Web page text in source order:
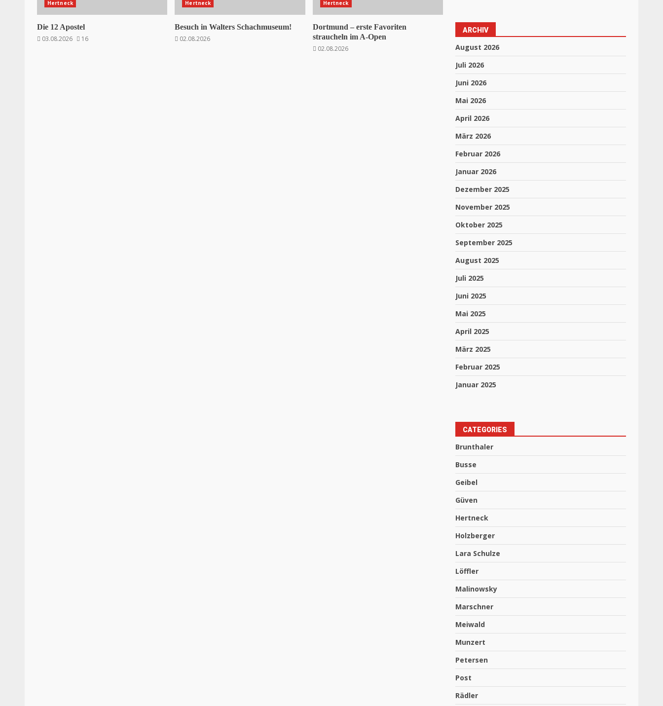
Hertneck
Die 12 Apostel
03.08.2026
16
Hertneck
Besuch in Walters Schachmuseum!
02.08.2026
Hertneck
Dortmund – erste Favoriten
straucheln im A-Open
02.08.2026
ARCHIV
August 2026
Juli 2026
Juni 2026
Mai 2026
April 2026
März 2026
Februar 2026
Januar 2026
Dezember 2025
November 2025
Oktober 2025
September 2025
August 2025
Juli 2025
Juni 2025
Mai 2025
April 2025
März 2025
Februar 2025
Januar 2025
CATEGORIES
Brunthaler
Busse
Geibel
Güven
Hertneck
Holzberger
Lara Schulze
Löffler
Malinowsky
Marschner
Meiwald
Munzert
Petersen
Post
Rädler